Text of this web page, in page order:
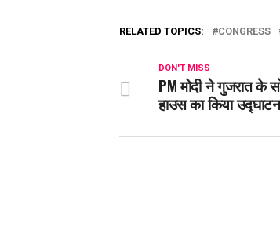
RELATED TOPICS: CONGRESS
DON'T MISS
PM मोदी ने गुजरात के
हाउस का किया उद्घाटन